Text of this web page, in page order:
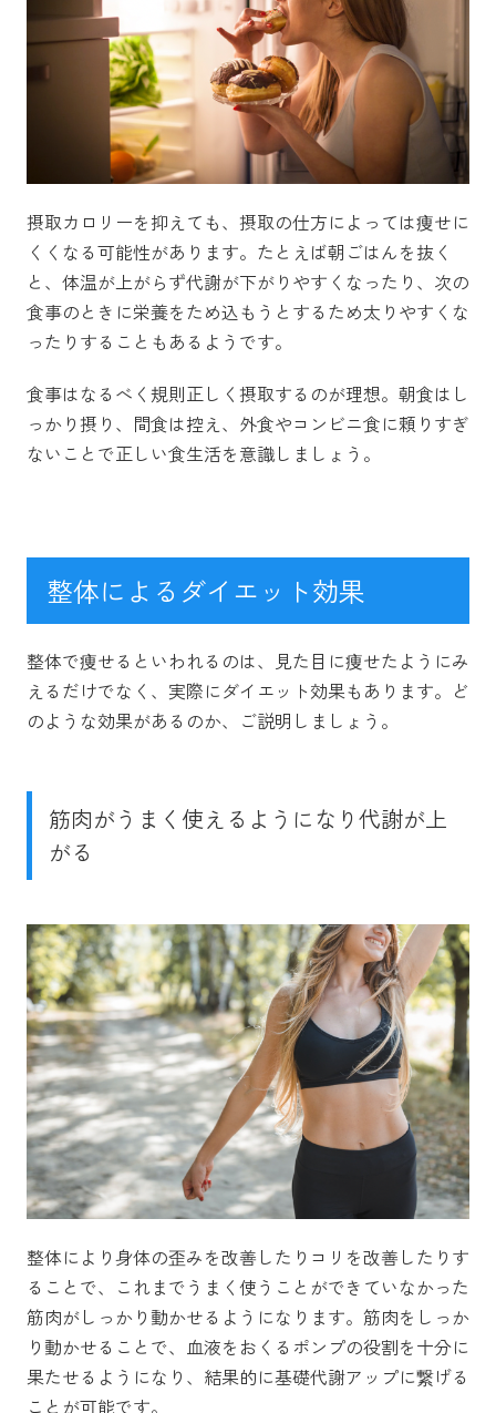
摂取カロリーを抑えても、摂取の仕方によっては痩せに
くくなる可能性があります。たとえば朝ごはんを抜く
と、体温が上がらず代謝が下がりやすくなったり、次の
食事のときに栄養をため込もうとするため太りやすくな
ったりすることもあるようです。
食事はなるべく規則正しく摂取するのが理想。朝食はし
っかり摂り、間食は控え、外食やコンビニ食に頼りすぎ
ないことで正しい食生活を意識しましょう。
整体によるダイエット効果
整体で痩せるといわれるのは、見た目に痩せたようにみ
えるだけでなく、実際にダイエット効果もあります。ど
のような効果があるのか、ご説明しましょう。
筋肉がうまく使えるようになり代謝が上
がる
整体により身体の歪みを改善したりコリを改善したりす
ることで、これまでうまく使うことができていなかった
筋肉がしっかり動かせるようになります。筋肉をしっか
り動かせることで、血液をおくるポンプの役割を十分に
果たせるようになり、結果的に基礎代謝アップに繋げる
ことが可能です。